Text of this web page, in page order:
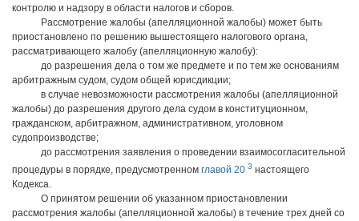
контролю и надзору в области налогов и сборов.
Рассмотрение жалобы (апелляционной жалобы) может быть
приостановлено по решению вышестоящего налогового органа,
рассматривающего жалобу (апелляционную жалобу):
до разрешения дела о том же предмете и по тем же основаниям
арбитражным судом, судом общей юрисдикции;
в случае невозможности рассмотрения жалобы (апелляционной
жалобы) до разрешения другого дела судом в конституционном,
гражданском, арбитражном, административном, уголовном
судопроизводстве;
до рассмотрения заявления о проведении взаимосогласительной
процедуры в порядке, предусмотренном главой 20 3 настоящего
Кодекса.
О принятом решении об указанном приостановлении
рассмотрения жалобы (апелляционной жалобы) в течение трех дней со